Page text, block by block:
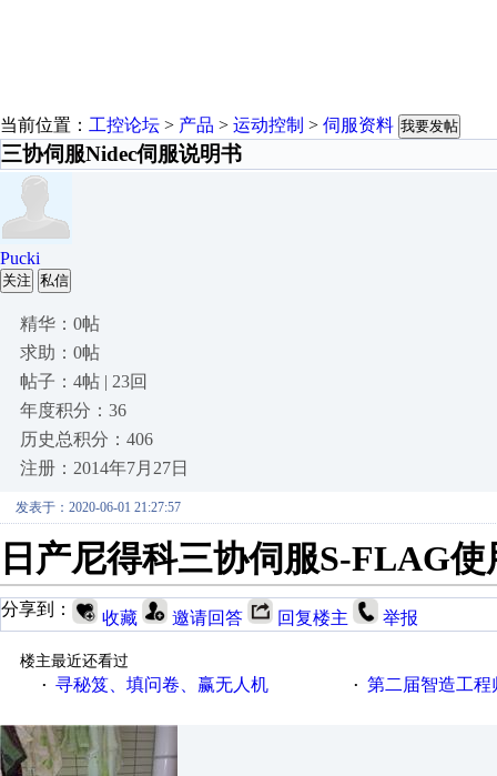
当前位置： 工控论坛 > 产品 > 运动控制 > 伺服资料 我要发帖
三协伺服Nidec伺服说明书
Pucki
关注 私信
精华：0帖
求助：0帖
帖子：4帖 | 23回
年度积分：36
历史总积分：406
注册：2014年7月27日
发表于：2020-06-01 21:27:57
日产尼得科三协伺服S-FLAG
分享到： 收藏 邀请回答 回复楼主 举报
楼主最近还看过
· 寻秘笈、填问卷、赢无人机 · 第二届智造工程师节